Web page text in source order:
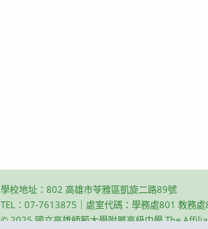
學校地址：802 高雄市苓雅區凱旋二路89號
TEL：07-7613875｜處室代碼：學務處801 教務
© 2025 國立高雄師範大學附屬高級中學 The